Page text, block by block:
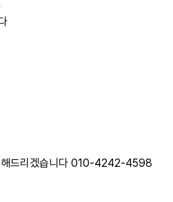
해드리겠습니다 010-4242-4598